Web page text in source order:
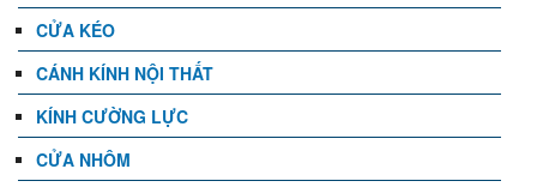
CỬA KÉO
CÁNH KÍNH NỘI THẤT
KÍNH CƯỜNG LỰC
CỬA NHÔM